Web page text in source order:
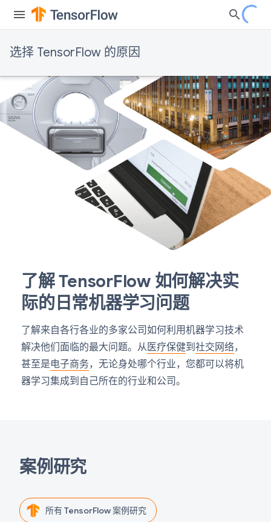
选择 TensorFlow 的原因
了解 TensorFlow 如何解决实
际的日常机器学习问题
了解来自各行各业的多家公司如何利用机器学习技术
解决他们面临的最大问题。从 医疗保健到 社交网络，
甚至是电子商务，无论身处哪个行业，您都可以将机
器学习集成到自己所在的行业和公司。
案例研究
所有 TensorFlow 案例研究